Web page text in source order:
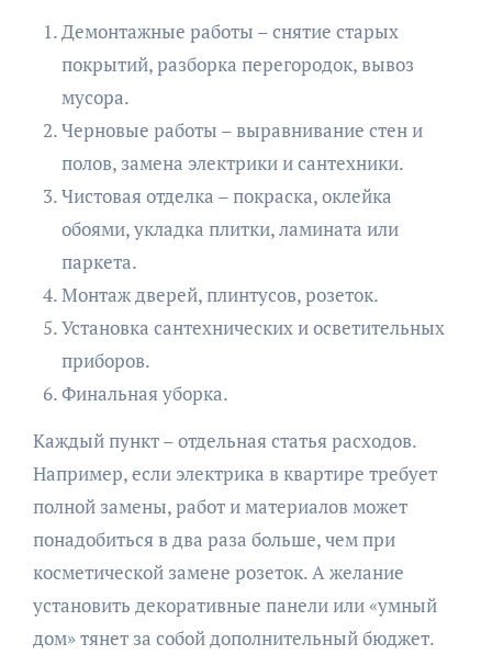
Демонтажные работы – снятие старых
покрытий, разборка перегородок, вывоз
мусора.
Черновые работы – выравнивание стен и
полов, замена электрики и сантехники.
Чистовая отделка – покраска, оклейка
обоями, укладка плитки, ламината или
паркета.
Монтаж дверей, плинтусов, розеток.
Установка сантехнических и осветительных
приборов.
Финальная уборка.
Каждый пункт – отдельная статья расходов.
Например, если электрика в квартире требует
полной замены, работ и материалов может
понадобиться в два раза больше, чем при
косметической замене розеток. А желание
установить декоративные панели или «умный
дом» тянет за собой дополнительный бюджет.